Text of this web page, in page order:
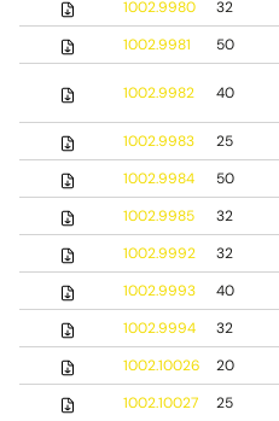
1002.9980 32
1002.9981
50
1002.9982 40
1002.9983 25
1002.9984
50
1002.9985
32
1002.9992
32
1002.9993
40
1002.9994
32
1002.10026
20
1002.10027
25